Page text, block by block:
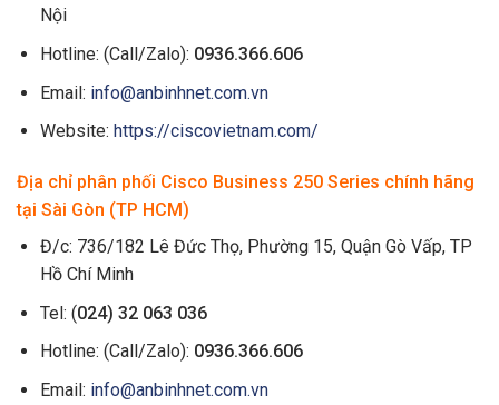
Nội
Hotline: (Call/Zalo): 0936.366.606
Email: info@anbinhnet.com.vn
Website: https://ciscovietnam.com/
Địa chỉ phân phối Cisco Business 250 Series chính hãng
tại Sài Gòn (TP HCM)
Đ/c: 736/182 Lê Đức Thọ, Phường 15, Quận Gò Vấp, TP
Hồ Chí Minh
Tel: (024) 32 063 036
Hotline: (Call/Zalo): 0936.366.606
Email: info@anbinhnet.com.vn